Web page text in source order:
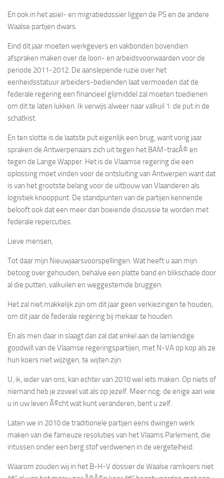
En ook in het asiel- en migratiedossier liggen de PS en de andere
Waalse partijen dwars.
Eind dit jaar moeten werkgevers en vakbonden bovendien
afspraken maken over de loon- en arbeidsvoorwaarden voor de
periode 2011-2012. De aanslepende ruzie over het
eenheidsstatuur arbeiders-bedienden laat vermoeden dat de
federale regering een financieel glijmiddel zal moeten toedienen
om dit te laten lukken. Ik verwijs alweer naar valkuil 1: de put in de
schatkist.
En ten slotte is de laatste put eigenlijk een brug, want vorig jaar
spraken de Antwerpenaars zich uit tegen het BAM-tracÃ© en
tegen de Lange Wapper. Het is de Vlaamse regering die een
oplossing moet vinden voor de ontsluiting van Antwerpen want dat
is van het grootste belang voor de uitbouw van Vlaanderen als
logistiek knooppunt. De standpunten van de partijen kennende
belooft ook dat een meer dan boeiende discussie te worden met
federale repercuties.
Lieve mensen,
Tot daar mijn Nieuwjaarsvoorspellingen. Wat heeft u aan mijn
betoog over gehouden, behalve een platte band en blikschade door
al die putten, valkuilen en weggestemde bruggen:
Het zal niet makkelijk zijn om dit jaar geen verkiezingen te houden,
om dit jaar de federale regering bij mekaar te houden.
En als men daar in slaagt dan zal dat enkel aan de lamlendige
goodwill van de Vlaamse regeringspartijen, met N-VA op kop als ze
hun koers niet wijzigen, te wijten zijn.
U, ik, ieder van ons, kan echter van 2010 wel iets maken. Op niets of
niemand heb je zoveel vat als op jezelf. Meer nog: de enige aan wie
u in uw leven Ã©cht wat kunt veranderen, bent u zelf.
Laten we in 2010 de traditionele partijen eens dwingen werk
maken van die fameuze resoluties van het Vlaams Parlement, die
intussen onder een berg stof verdwenen in de vergetelheid.
Waarom zouden wij in het B-H-V dossier de Waalse ramkoers niet